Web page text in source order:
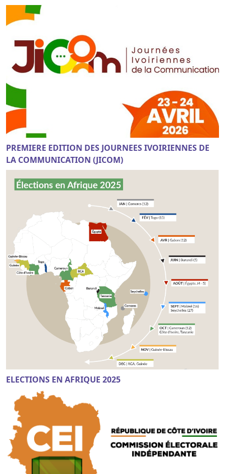
PREMIERE EDITION DES JOURNEES IVOIRIENNES DE
LA COMMUNICATION (JICOM)
ELECTIONS EN AFRIQUE 2025